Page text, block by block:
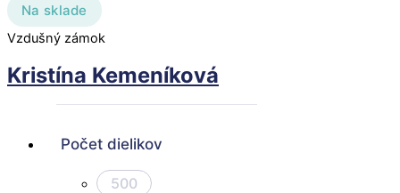
Na sklade
Vzdušný zámok
Kristína Kemeníková
Počet dielikov
500